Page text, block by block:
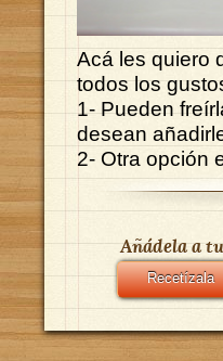
Acá les quiero
todos los
1- Pueden
desean
2- Otra opción
Añádela a
Recetízala